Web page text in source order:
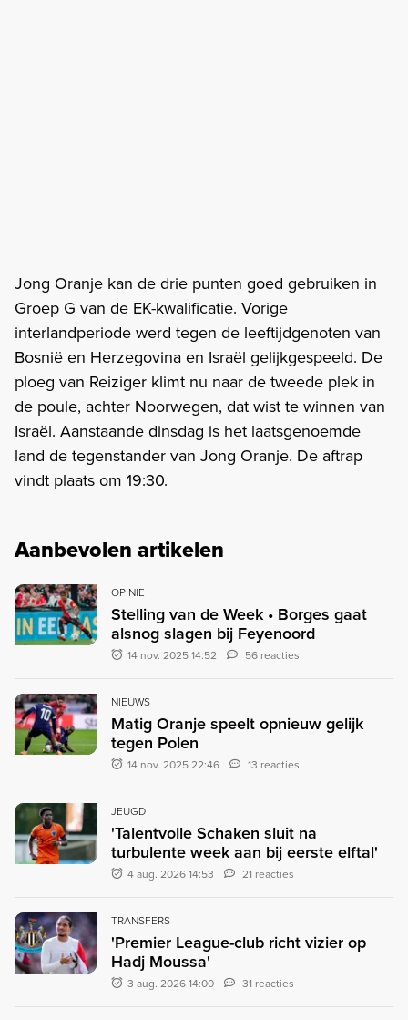
Jong Oranje kan de drie punten goed gebruiken in
Groep G van de EK-kwalificatie. Vorige
interlandperiode werd tegen de leeftijdgenoten van
Bosnië en Herzegovina en Israël gelijkgespeeld. De
ploeg van Reiziger klimt nu naar de tweede plek in
de poule, achter Noorwegen, dat wist te winnen van
Israël. Aanstaande dinsdag is het laatsgenoemde
land de tegenstander van Jong Oranje. De aftrap
vindt plaats om 19:30.
Aanbevolen artikelen
OPINIE
Stelling van de Week • Borges gaat
alsnog slagen bij Feyenoord
14 nov. 2025 14:52 56 reacties
NIEUWS
Matig Oranje speelt opnieuw gelijk
tegen Polen
14 nov. 2025 22:46 13 reacties
JEUGD
'Talentvolle Schaken sluit na
turbulente week aan bij eerste elftal'
4 aug. 2026 14:53 21 reacties
TRANSFERS
'Premier League-club richt vizier op
Hadj Moussa'
3 aug. 2026 14:00 31 reacties